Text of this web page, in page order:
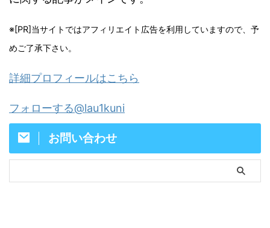
※[PR]当サイトではアフィリエイト広告を利用していますので、予
めご了承下さい。
詳細プロフィールはこちら
フォローする@lau1kuni
お問い合わせ